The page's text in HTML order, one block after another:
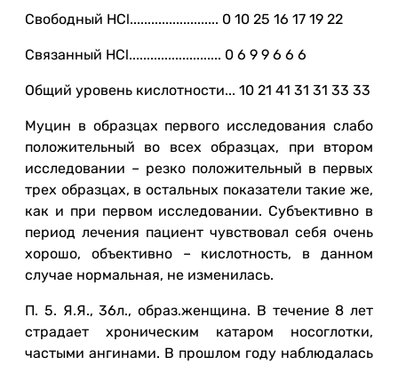
Свободный HCl......................... 0 10 25 16 17 19 22
Связанный HCl.......................... 0 6 9 9 6 6 6
Общий уровень кислотности... 10 21 41 31 31 33 33
Муцин в образцах первого исследования слабо
положительный во всех образцах, при втором
исследовании – резко положительный в первых
трех образцах, в остальных показатели такие же,
как и при первом исследовании. Субъективно в
период лечения пациент чувствовал себя очень
хорошо, объективно – кислотность, в данном
случае нормальная, не изменилась.
П. 5. Я.Я., 36л., образ.женщина. В течение 8 лет
страдает хроническим катаром носоглотки,
частыми ангинами. В прошлом году наблюдалась